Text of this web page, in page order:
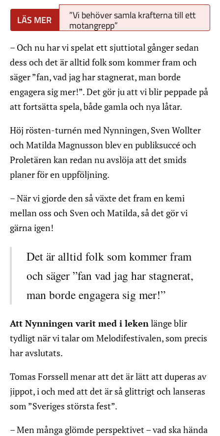
”Vi behöver samla krafterna till ett
motangrepp”
– Och nu har vi spelat ett sjuttiotal gånger sedan
dess och det är alltid folk som kommer fram och
säger ”fan, vad jag har stagnerat, man borde
engagera sig mer!”. Det gör ju att vi blir peppade på
att fortsätta spela, både gamla och nya låtar.
Höj rösten-turnén med Nynningen, Sven Wollter
och Matilda Magnusson blev en publiksuccé och
Proletären kan redan nu avslöja att det smids
planer för en uppföljning.
– När vi gjorde den så växte det fram en kemi
mellan oss och Sven och Matilda, så det gör vi
gärna igen!
Det är alltid folk som kommer fram
och säger ”fan vad jag har stagnerat,
man borde engagera sig mer!”
Att Nynningen varit med i lekenlänge blir
tydligt när vi talar om Melodifestivalen, som precis
har avslutats.
Tomas Forssell menar att det är lätt att duperas av
jippot, i och med att det är så glittrigt och lanseras
som ”Sveriges största fest”.
– Men många glömde perspektivet – vad ska hända